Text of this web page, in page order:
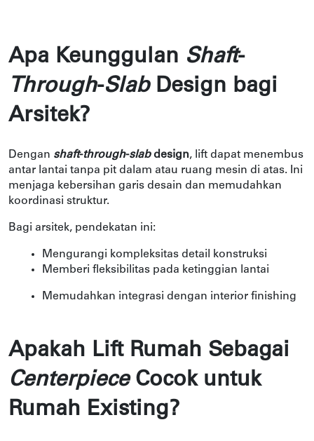
Apa Keunggulan Shaft-
Through-SlabDesign bagi
Arsitek?
Dengan shaft-through-slabdesign, lift dapat menembus
antar lantai tanpa pit dalam atau ruang mesin di atas. Ini
menjaga kebersihan garis desain dan memudahkan
koordinasi struktur.
Bagi arsitek, pendekatan ini:
Mengurangi kompleksitas detail konstruksi
Memberi fleksibilitas pada ketinggian lantai
Memudahkan integrasi dengan interior finishing
Apakah Lift Rumah Sebagai
Centerpiece Cocok untuk
Rumah Existing?